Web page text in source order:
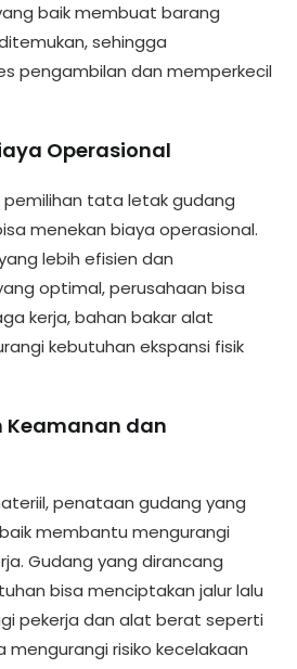
baik membuat barang
sehingga
pengambilan dan memperkecil
Operasional
tata letak gudang
menekan biaya operasional.
lebih efisien dan
optimal, perusahaan bisa
kerja, bahan bakar alat
kebutuhan ekspansi fisik
Keamanan dan
penataan gudang yang
membantu mengurangi
Gudang yang dirancang
bisa menciptakan jalur lalu
pekerja dan alat berat seperti
mengurangi risiko kecelakaan